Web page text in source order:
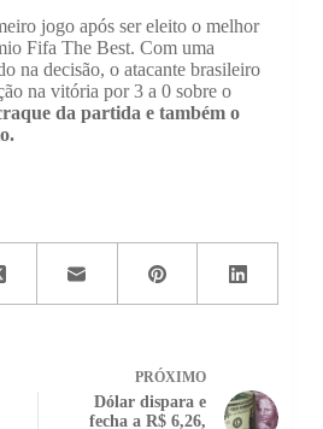
jogo após ser eleito o melhor
Fifa The Best. Com uma
na decisão, o atacante brasileiro
na vitória por 3 a 0 sobre o
da partida e também o
PRÓXIMO
Dólar dispara e
fecha a R$ 6,26,